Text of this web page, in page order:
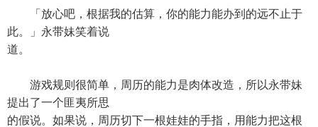
「放心吧，根据我的估算，你的能力能办到的远不止于
此。」永带妹笑着说
道。
游戏规则很简单，周历的能力是肉体改造，所以永带妹
提出了一个匪夷所思
的假说。如果说，周历切下一根娃娃的手指，用能力把这根